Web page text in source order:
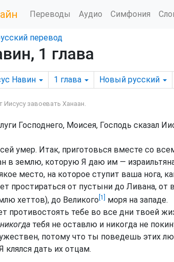
Переводы Аудио Симфония
перевод
1 глава
Навин 1 глава Новый русский
Иисусу завоевать Ханаан.
Господнего, Моисея, Господь сказал
умер. Итак, приготовься вместе со
в землю, которую Я даю им —
место, на которое ступит ваша нога,
простираться от пустыни до Ливана, от
хеттов), до Великого [1] моря на западе.
противостоять тебе во все дни твоей
никогда тебя не оставлю и никогда не
потому что ты поведешь этих
дать их отцам.